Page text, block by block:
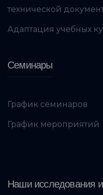
технической
Адаптация учебных
Семинары
График семинаров
График мероприятий
Наши исследования и